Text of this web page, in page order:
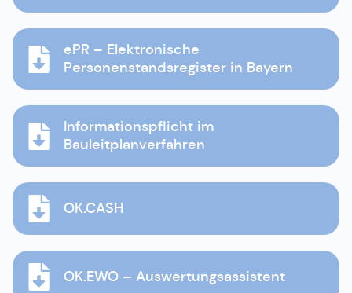
ePR – Elektronische
Personenstandsregister in Bayern
Informationspflicht im
Bauleitplanverfahren
OK.CASH
OK.EWO – Auswertungsassistent